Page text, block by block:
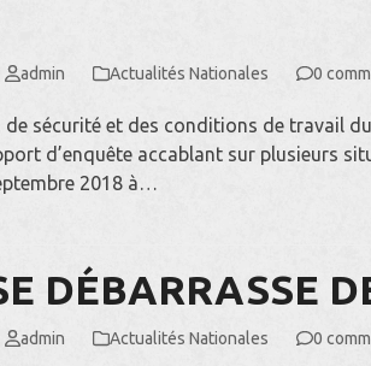
admin Actualités Nationales 0
de sécurité et des conditions de travail
d’enquête accablant sur plusieurs
2018 à…
DÉBARRASSE
admin Actualités Nationales 0